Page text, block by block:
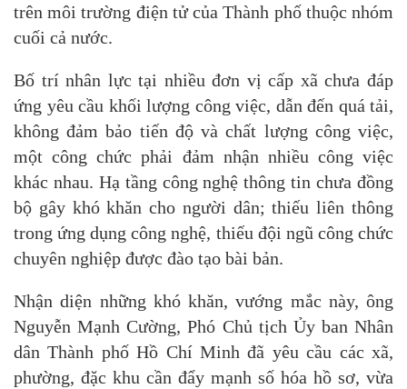
trên môi trường điện tử của Thành phố thuộc nhóm
cuối cả nước.
Bố trí nhân lực tại nhiều đơn vị cấp xã chưa đáp
ứng yêu cầu khối lượng công việc, dẫn đến quá tải,
không đảm bảo tiến độ và chất lượng công việc,
một công chức phải đảm nhận nhiều công việc
khác nhau. Hạ tầng công nghệ thông tin chưa đồng
bộ gây khó khăn cho người dân; thiếu liên thông
trong ứng dụng công nghệ, thiếu đội ngũ công chức
chuyên nghiệp được đào tạo bài bản.
Nhận diện những khó khăn, vướng mắc này, ông
Nguyễn Mạnh Cường, Phó Chủ tịch Ủy ban Nhân
dân Thành phố Hồ Chí Minh đã yêu cầu các xã,
phường, đặc khu cần đẩy mạnh số hóa hồ sơ, vừa